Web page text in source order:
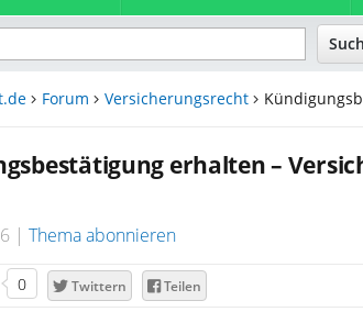
Forum Versicherungsrecht
erhalten –
Thema abonnieren
0 Twittern Teilen